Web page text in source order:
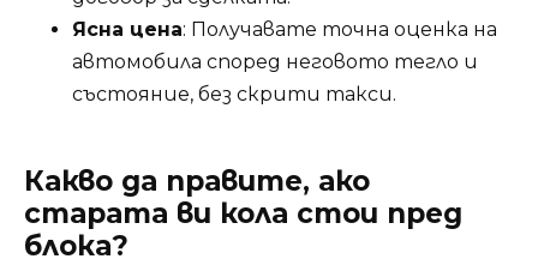
Ясна цена: Получавате точна оценка на
автомобила според неговото тегло и
състояние, без скрити такси.
Какво да правите, ако
старата ви кола стои пред
блока?